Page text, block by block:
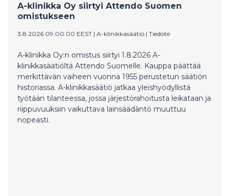
A-klinikka Oy siirtyi Attendo Suomen
omistukseen
3.8.2026 09:00:00 EEST | A-klinikkasäätiö | Tiedote
A-klinikka Oy:n omistus siirtyi 1.8.2026 A-
klinikkasäätiöltä Attendo Suomelle. Kauppa päättää
merkittävän vaiheen vuonna 1955 perustetun säätiön
historiassa. A-klinikkasäätiö jatkaa yleishyödyllistä
työtään tilanteessa, jossa järjestörahoitusta leikataan ja
riippuvuuksiin vaikuttava lainsäädäntö muuttuu
nopeasti.